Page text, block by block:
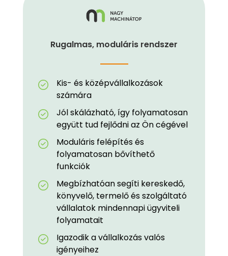
Rugalmas, moduláris rendszer
Kis- és középvállalkozások
számára
Jól skálázható, így folyamatosan
együtt tud fejlődni az Ön cégével
Moduláris felépítés és
folyamatosan bővíthető
funkciók
Megbízhatóan segíti kereskedő,
könyvelő, termelő és szolgáltató
vállalatok mindennapi ügyviteli
folyamatait
Igazodik a vállalkozás valós
igényeihez